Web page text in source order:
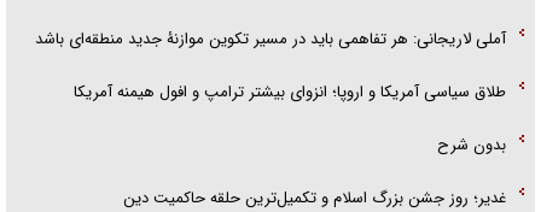
آملی لاریجانی: هر تفاهمی باید در مسیر تکوین موازنۀ جدید منطقه‌ای باشد
طلاق سیاسی آمریکا و اروپا؛ انزوای بیشتر ترامپ و افول هیمنه آمریکا
بدون شرح
غدیر؛ روز جشن بزرگ اسلام و تکمیل‌ترین حلقه حاکمیت دین